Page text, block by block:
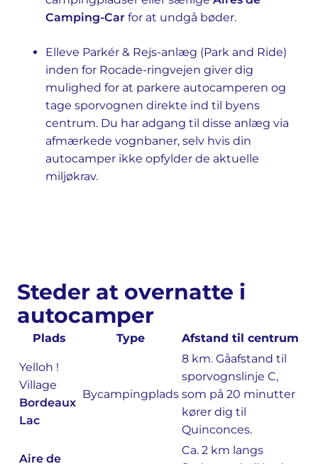
Camping-Car for at undgå bøder.
Elleve Parkér & Rejs-anlæg (Park and Ride)
inden for Rocade-ringvejen giver dig
mulighed for at parkere autocamperen og
tage sporvognen direkte ind til byens
centrum. Du har adgang til disse anlæg via
afmærkede vognbaner, selv hvis din
autocamper ikke opfylder de aktuelle
miljøkrav.
Steder at overnatte i
autocamper
Plads Type Afstand til centrum
Yelloh !
Village
Bordeaux
Lac
Bycampingplads
8 km. Gåafstand til
sporvognslinje C,
som på 20 minutter
kører dig til
Quinconces.
Aire de
Ca. 2 km langs